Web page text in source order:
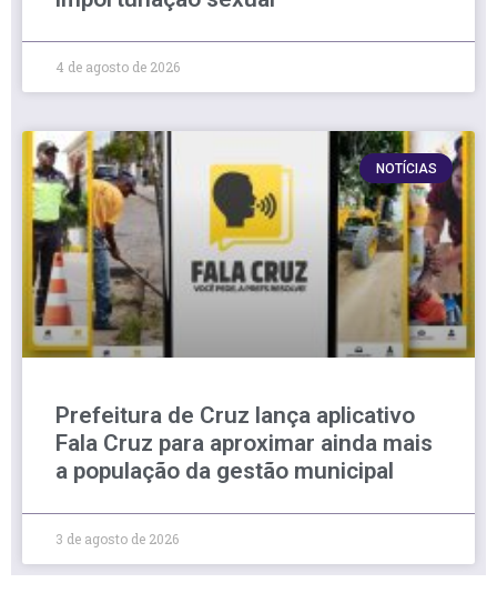
4 de agosto de 2026
NOTÍCIAS
Prefeitura de Cruz lança aplicativo
Fala Cruz para aproximar ainda mais
a população da gestão municipal
3 de agosto de 2026